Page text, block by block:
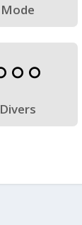
Mode
Divers